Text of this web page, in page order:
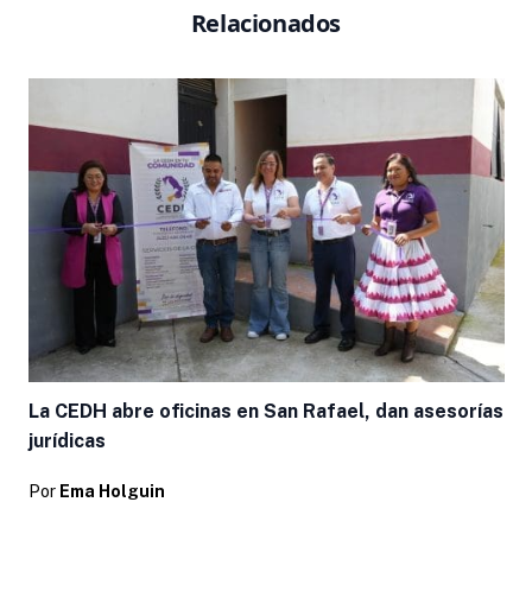
Relacionados
La CEDH abre oficinas en San Rafael, dan asesorías
jurídicas
Por Ema Holguin